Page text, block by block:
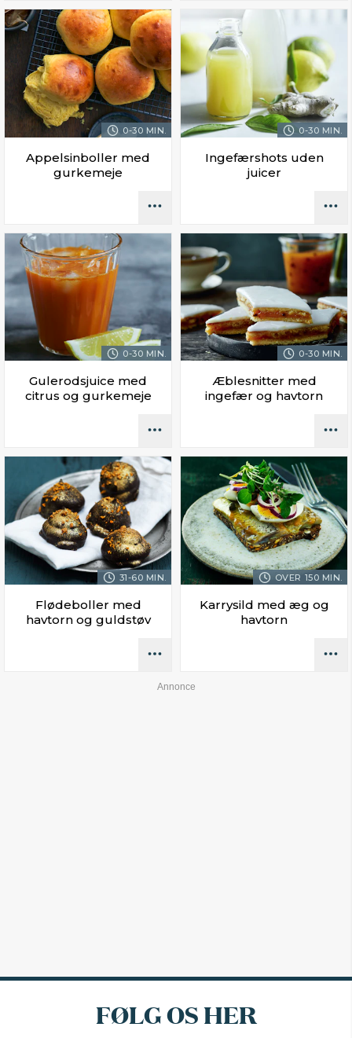
0-30 MIN.
Appelsinboller med
gurkemeje
0-30 MIN.
Ingefærshots uden
juicer
0-30 MIN.
Gulerodsjuice med
citrus og gurkemeje
0-30 MIN.
Æblesnitter med
ingefær og havtorn
31-60 MIN.
Flødeboller med
havtorn og guldstøv
OVER 150 MIN.
Karrysild med æg og
havtorn
FØLG OS HER